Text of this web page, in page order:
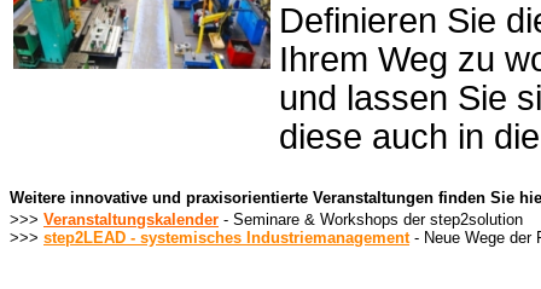
Definieren Sie
Ihrem Weg zu
und lassen Sie
diese auch in
Weitere innovative und praxisorientierte Veranstaltungen finden Sie
>>> Veranstaltungskalender - Seminare & Workshops der step2solution
>>> step2LEAD - systemisches Industriemanagement- Neue Wege der